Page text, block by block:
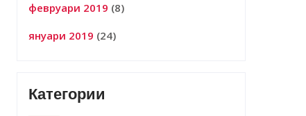
февруари 2019 (8)
януари 2019 (24)
Категории